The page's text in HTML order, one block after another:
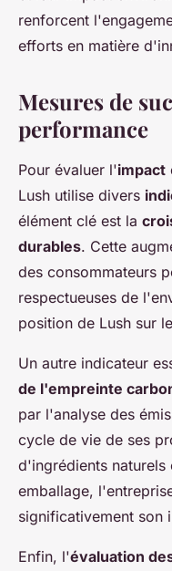
renforcent
efforts en matière
Mesures de
performance
Pour évaluer l'impact
Lush utilise divers
élément clé est la
durables. Cette
des consommateurs
respectueuses de
position de Lush sur
Un autre indicateur
de l'empreinte
par l'analyse des
cycle de vie de ses
d'ingrédients
emballage,
significativement son
Enfin, l'évaluation